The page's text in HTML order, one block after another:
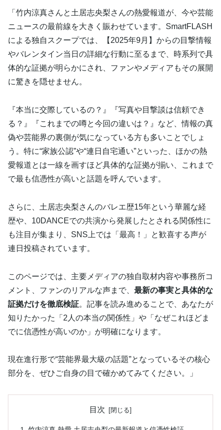
「竹内涼真さんと土居志央梨さんの熱愛報道が、今や芸能
ニュースの最前線を大きく賑わせています。SmartFLASH
による独自スクープでは、【2025年9月】からの目撃情報
やバレンタイン当日の詳細な行動に至るまで、時系列で具
体的な証拠が明らかにされ、ファンやメディアもその展開
に驚きを隠せません。
『本当に交際しているの？』『写真や目撃談は信頼でき
る？』『これまでの噂と今回の違いは？』など、情報の真
偽や芸能界の裏側が気になっている方も多いことでしょ
う。特に“家族公認”や“連日自宅通い”といった、ほかの熱
愛報道とは一線を画すほど具体的な証拠が揃い、これまで
で最も信憑性が高いと話題を呼んでいます。
さらに、土居志央梨さんのバレエ歴15年という華麗な経
歴や、10DANCEでの共演から発展したとされる関係性に
も注目が集まり、SNS上では「最高！」と歓喜する声が
連日投稿されています。
このページでは、主要メディアの独自取材内容や事務所コ
メント、ファンのリアルな声まで、 最新の事実と具体的な
証拠だけを徹底検証。記事を読み進めることで、あなたが
知りたかった「2人の本当の関係性」や「なぜこれほどま
でに信憑性が高いのか」が明確になります。
現在進行形で“芸能界最大級の話題”となっているその核心
部分を、ぜひご自身の目で確かめてみてください。」
目次